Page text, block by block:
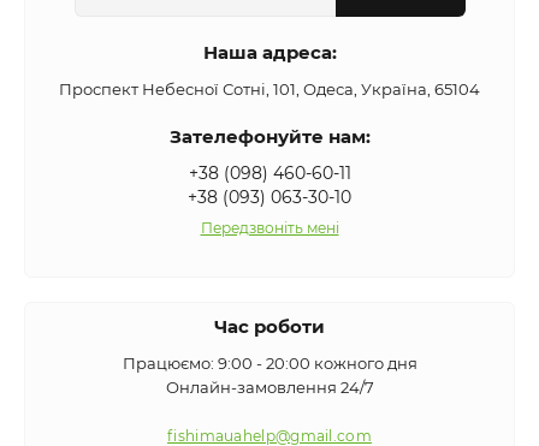
Наша адреса:
Проспект Небесної Сотні, 101, Одеса, Україна, 65104
Зателефонуйте нам:
+38 (098) 460-60-11
+38 (093) 063-30-10
Передзвоніть мені
Час роботи
Працюємо: 9:00 - 20:00 кожного дня
Онлайн-замовлення 24/7
fishimauahelp@gmail.com